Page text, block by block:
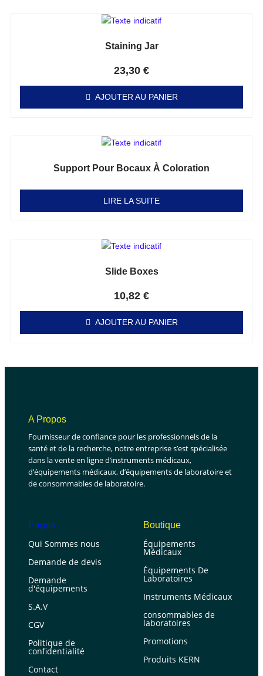
Staining Jar
23,30 €
AJOUTER AU PANIER
Support Pour Bocaux À Coloration
LIRE LA SUITE
Slide Boxes
10,82 €
AJOUTER AU PANIER
A Propos
Fournisseur de confiance pour les professionnels de la
santé et de la recherche, notre entreprise s’est spécialisée
dans la vente en ligne d’instruments médicaux,
d’équipements médicaux, d’équipements de laboratoire et
de consommables de laboratoire.
Pages
Qui Sommes nous
Demande de devis
Demande
d'équipements
S.A.V
CGV
Politique de
confidentialité
Contact
Boutique
Équipements
Médicaux
Équipements De
Laboratoires
Instruments Médicaux
consommables de
laboratoires
Promotions
Produits KERN